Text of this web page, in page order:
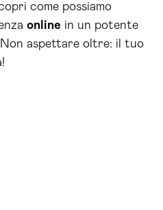
come possiamo
online in un potente
aspettare oltre: il tuo